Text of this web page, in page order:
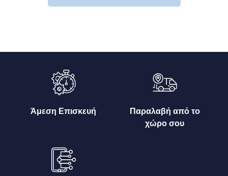
Άμεση Επισκευή
Παραλαβή από το
χώρο σου